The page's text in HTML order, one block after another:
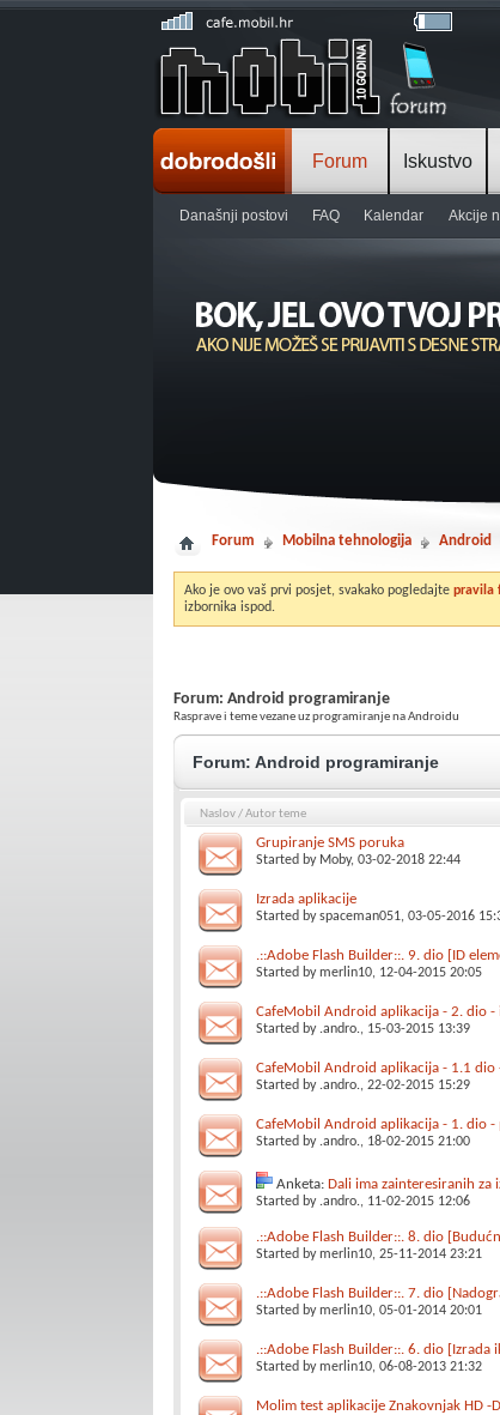
Forum
Današnji postovi FAQ Kalendar Akcije
Iskustvo
Forum Mobilna tehnologija Android
Ako je ovo vaš prvi posjet, svakako pogledajte pravila
izbornika ispod.
Forum: Android programiranje
Rasprave i teme vezane uz programiranje na Androidu
Forum: Android programiranje
Naslov/Autor teme
Grupiranje SMS poruka
Started by Moby, 03-02-2018 22:44
Izrada aplikacije
Started byspaceman051, 03-05-2016
.::Adobe Flash Builder::. 9. dio [ID
Started bymerlin10, 12-04-2015 20:05
CafeMobil Android aplikacija - 2. dio -
Started by .andro., 15-03-2015 13:39
CafeMobil Android aplikacija - 1.1
Started by .andro., 22-02-2015 15:29
CafeMobil Android aplikacija - 1. dio -
Started by .andro., 18-02-2015 21:00
Anketa: Dali ima zainteresiranih za
Started by .andro., 11-02-2015 12:06
.::Adobe Flash Builder::. 8. dio
Started bymerlin10, 25-11-2014 23:21
.::Adobe Flash Builder::. 7. dio
Started bymerlin10, 05-01-2014 20:01
.::Adobe Flash Builder::. 6. dio [Izrada
Started bymerlin10, 06-08-2013 21:32
Molim test aplikacije Znakovnjak HD -